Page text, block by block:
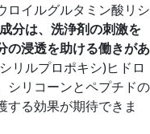
ロイルグルタミン酸リシ
分は、洗浄剤の刺激を
の浸透を助ける働きがあ
リルプロポキシ)ヒドロ
シリコーンとペプチドの
する効果が期待できま